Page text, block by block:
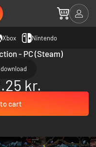
Xbox Nintendo
- PC (Steam)
kr.
cart